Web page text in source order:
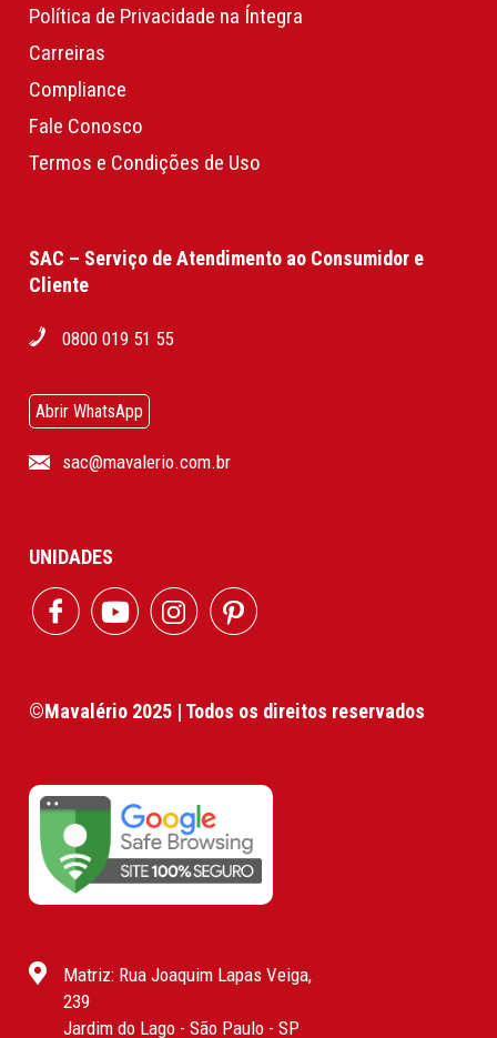
Política de Privacidade na Íntegra
Carreiras
Compliance
Fale Conosco
Termos e Condições de Uso
SAC – Serviço de Atendimento ao Consumidor e
Cliente
0800 019 51 55
Abrir WhatsApp
sac@mavalerio.com.br
UNIDADES
©Mavalério 2025 | Todos os direitos reservados
Matriz: Rua Joaquim Lapas Veiga,
239
Jardim do Lago - São Paulo - SP